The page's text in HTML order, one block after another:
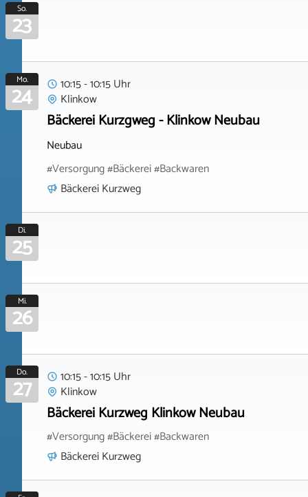
So.
23
Mo.
24
10:15 - 10:15 Uhr
Klinkow
Bäckerei Kurzgweg - Klinkow Neubau
Neubau
#Versorgung #Bäckerei #Backwaren
Bäckerei Kurzweg
Di.
25
Mi.
26
Do.
27
10:15 - 10:15 Uhr
Klinkow
Bäckerei Kurzweg Klinkow Neubau
#Versorgung #Bäckerei #Backwaren
Bäckerei Kurzweg